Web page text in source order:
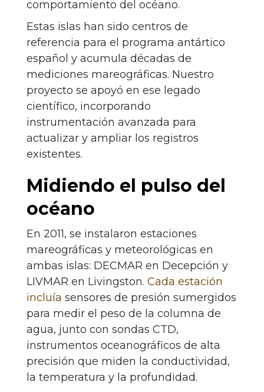
comportamiento del océano.
Estas islas han sido centros de
referencia para el programa antártico
español y acumula décadas de
mediciones mareográficas. Nuestro
proyecto se apoyó en ese legado
científico, incorporando
instrumentación avanzada para
actualizar y ampliar los registros
existentes.
Midiendo el pulso del
océano
En 2011, se instalaron estaciones
mareográficas y meteorológicas en
ambas islas: DECMAR en Decepción y
LIVMAR en Livingston. Cada estación
incluía sensores de presión sumergidos
para medir el peso de la columna de
agua, junto con sondas CTD,
instrumentos oceanográficos de alta
precisión que miden la conductividad,
la temperatura y la profundidad.